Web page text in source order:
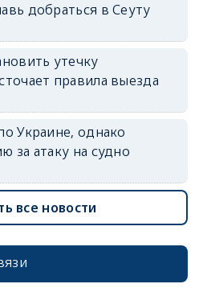
добраться в Сеуту
утечку
правила выезда
Украине, однако
за атаку на судно
все новости